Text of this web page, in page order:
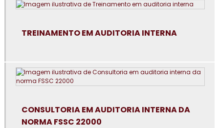
Consultoria em cultura da segurança de alimentos e
Consultoria em dashboard aplicado à indústria
TREINAMENTO EM AUDITORIA INTERNA
CONSULTORIA EM AUDITORIA INTERNA DA
NORMA FSSC 22000